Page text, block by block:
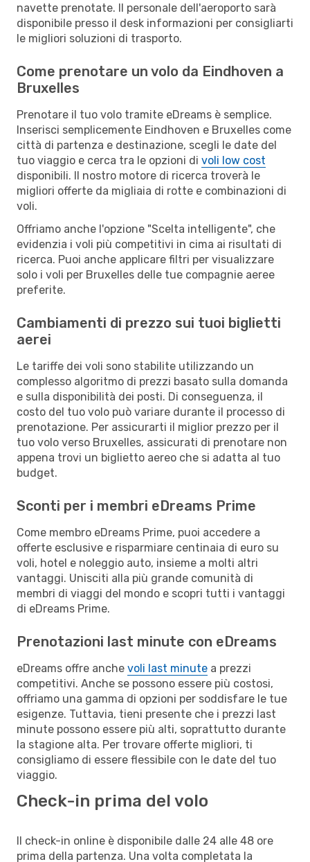
navette prenotate. Il personale dell'aeroporto sarà
disponibile presso il desk informazioni per consigliarti
le migliori soluzioni di trasporto.
Come prenotare un volo da Eindhoven a
Bruxelles
Prenotare il tuo volo tramite eDreams è semplice.
Inserisci semplicemente Eindhoven e Bruxelles come
città di partenza e destinazione, scegli le date del
tuo viaggio e cerca tra le opzioni di voli low cost
disponibili. Il nostro motore di ricerca troverà le
migliori offerte da migliaia di rotte e combinazioni di
voli.
Offriamo anche l'opzione "Scelta intelligente", che
evidenzia i voli più competitivi in cima ai risultati di
ricerca. Puoi anche applicare filtri per visualizzare
solo i voli per Bruxelles delle tue compagnie aeree
preferite.
Cambiamenti di prezzo sui tuoi biglietti
aerei
Le tariffe dei voli sono stabilite utilizzando un
complesso algoritmo di prezzi basato sulla domanda
e sulla disponibilità dei posti. Di conseguenza, il
costo del tuo volo può variare durante il processo di
prenotazione. Per assicurarti il miglior prezzo per il
tuo volo verso Bruxelles, assicurati di prenotare non
appena trovi un biglietto aereo che si adatta al tuo
budget.
Sconti per i membri eDreams Prime
Come membro eDreams Prime, puoi accedere a
offerte esclusive e risparmiare centinaia di euro su
voli, hotel e noleggio auto, insieme a molti altri
vantaggi. Unisciti alla più grande comunità di
membri di viaggi del mondo e scopri tutti i vantaggi
di eDreams Prime.
Prenotazioni last minute con eDreams
eDreams offre anche voli last minute a prezzi
competitivi. Anche se possono essere più costosi,
offriamo una gamma di opzioni per soddisfare le tue
esigenze. Tuttavia, tieni presente che i prezzi last
minute possono essere più alti, soprattutto durante
la stagione alta. Per trovare offerte migliori, ti
consigliamo di essere flessibile con le date del tuo
viaggio.
Check-in prima del volo
Il check-in online è disponibile dalle 24 alle 48 ore
prima della partenza. Una volta completata la